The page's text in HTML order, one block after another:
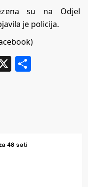
su na Odjel
je policija.
X